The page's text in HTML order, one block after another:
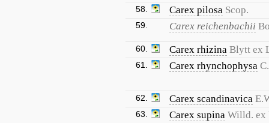
58. Carex pilosa Scop.
59. Carex reichenbachii
60. Carex rhizina Blytt ex
61. Carex rhynchophysa
62. Carex scandinavica
63. Carex supina Willd. ex